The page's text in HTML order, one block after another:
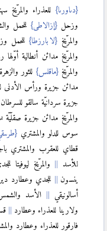
{دىاورىا} للعذراء والمرّيخ
وزحل{إزالاطى} للحمل
والمرّيخ {لابارزطا}للحمل
والمرّيخ مدائن أنطالية
والمرّيخ{ماقلس} للثور
مدائن جزيرة ورأس الأدنى
جزيرة سردانيّة سالقو
والمرّيخ مدائن جزيرة صقلّيّة
سوس للدلو والمشتري
قطاي للعقرب والمشتري
للأسد
والمرّيخ
ينسون
للجدي وعطارد
أسالونيقي
الأسد
ولارينا للعذراء وعطارد
فارقور للعذراء وعطارد